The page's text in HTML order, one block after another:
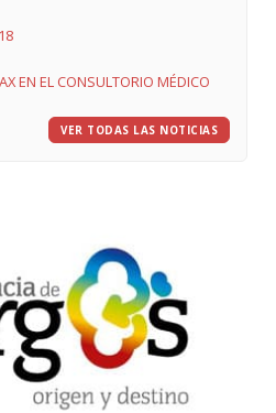
EN EL CONSULTORIO MÉDICO
VER TODAS LAS NOTICIAS